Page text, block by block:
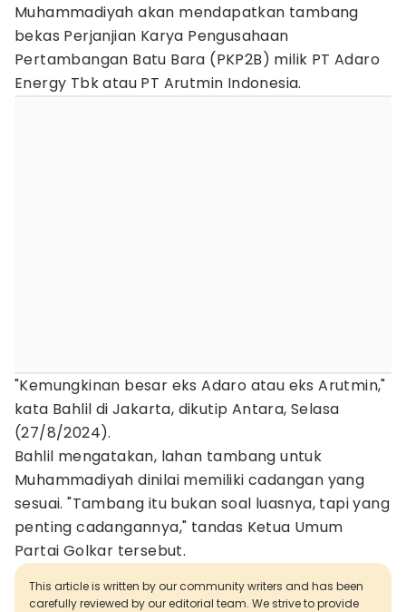
Muhammadiyah akan mendapatkan tambang
bekas Perjanjian Karya Pengusahaan
Pertambangan Batu Bara (PKP2B) milik PT Adaro
Energy Tbk atau PT Arutmin Indonesia.
"Kemungkinan besar eks Adaro atau eks Arutmin,"
kata Bahlil di Jakarta, dikutip Antara, Selasa
(27/8/2024).
Bahlil mengatakan, lahan tambang untuk
Muhammadiyah dinilai memiliki cadangan yang
sesuai. "Tambang itu bukan soal luasnya, tapi yang
penting cadangannya," tandas Ketua Umum
Partai Golkar tersebut.
This article is written by our community writers and has been
carefully reviewed by our editorial team. We strive to provide